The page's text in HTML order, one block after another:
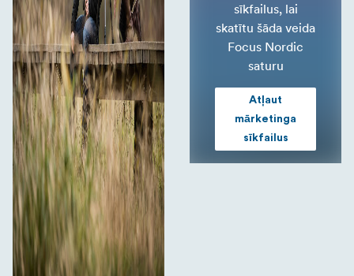
sīkfailus, lai
skatītu šāda veida
Focus Nordic
saturu
Atļaut
mārketinga
sīkfailus